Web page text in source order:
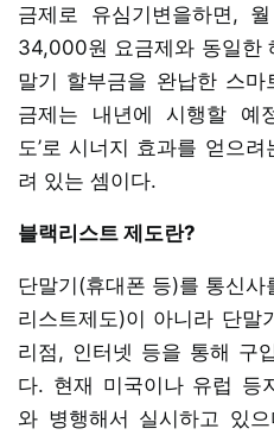
금제로 유심기변을하면,
34,000원 요금제와 동일한
말기 할부금을 완납한 스
금제는 내년에 시행할 예
도’로 시너지 효과를 얻으
려 있는 셈이다.
블랙리스트 제도란?
단말기(휴대폰 등)를 통신
리스트제도)이 아니라 단말
리점, 인터넷 등을 통해 구
다. 현재 미국이나 유럽 등
와 병행해서 실시하고 있